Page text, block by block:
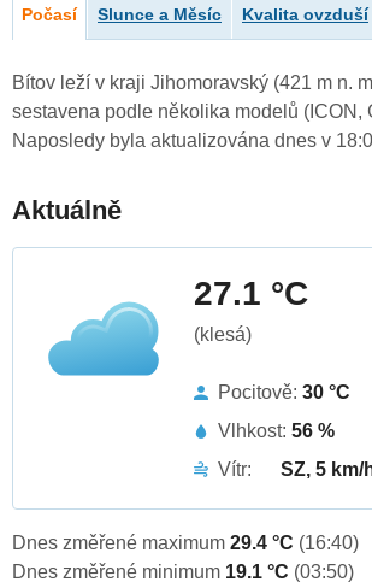
Počasí Slunce a Měsíc Kvalita ovzduší
Bítov leží v kraji Jihomoravský (421 m n.
sestavena podle několika modelů (ICON,
Naposledy byla aktualizována dnes v
Aktuálně
27.1 °C
(klesá)
Pocitově: 30 °C
Vlhkost: 56 %
Vítr:
SZ, 5 km/
Dnes změřené maximum 29.4 °C (16:40)
Dnes změřené minimum 19.1 °C (03:50)